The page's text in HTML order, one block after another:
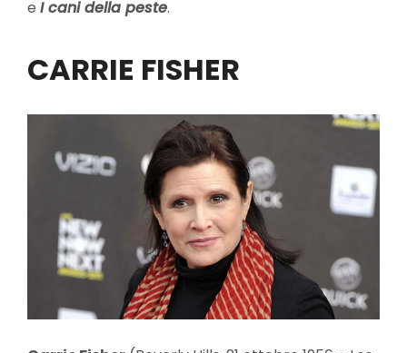
e I cani della peste.
CARRIE FISHER